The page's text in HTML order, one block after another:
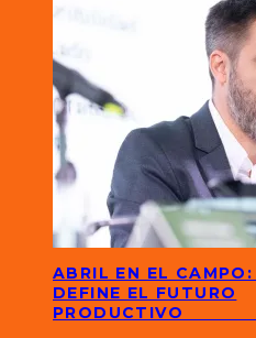
ABRIL EN EL
DEFINE EL FUTURO